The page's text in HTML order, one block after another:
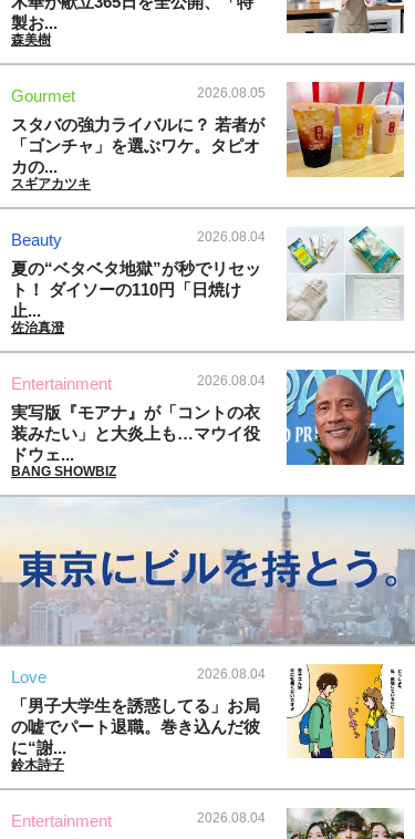
製お...
森美樹
Gourmet 2026.08.05
スタバの強力ライバルに？ 若者が
「ゴンチャ」を選ぶワケ。タピオ
カの...
スギアカツキ
Beauty 2026.08.04
夏の“ベタベタ地獄”が秒でリセッ
ト！ ダイソーの110円「日焼け
止...
佐治真澄
Entertainment 2026.08.04
実写版『モアナ』が「コントの衣
装みたい」と大炎上も…マウイ役
ドウェ...
BANG SHOWBIZ
Love 2026.08.04
「男子大学生を誘惑してる」お局
の嘘でパート退職。巻き込んだ彼
に“謝...
鈴木詩子
Entertainment 2026.08.04